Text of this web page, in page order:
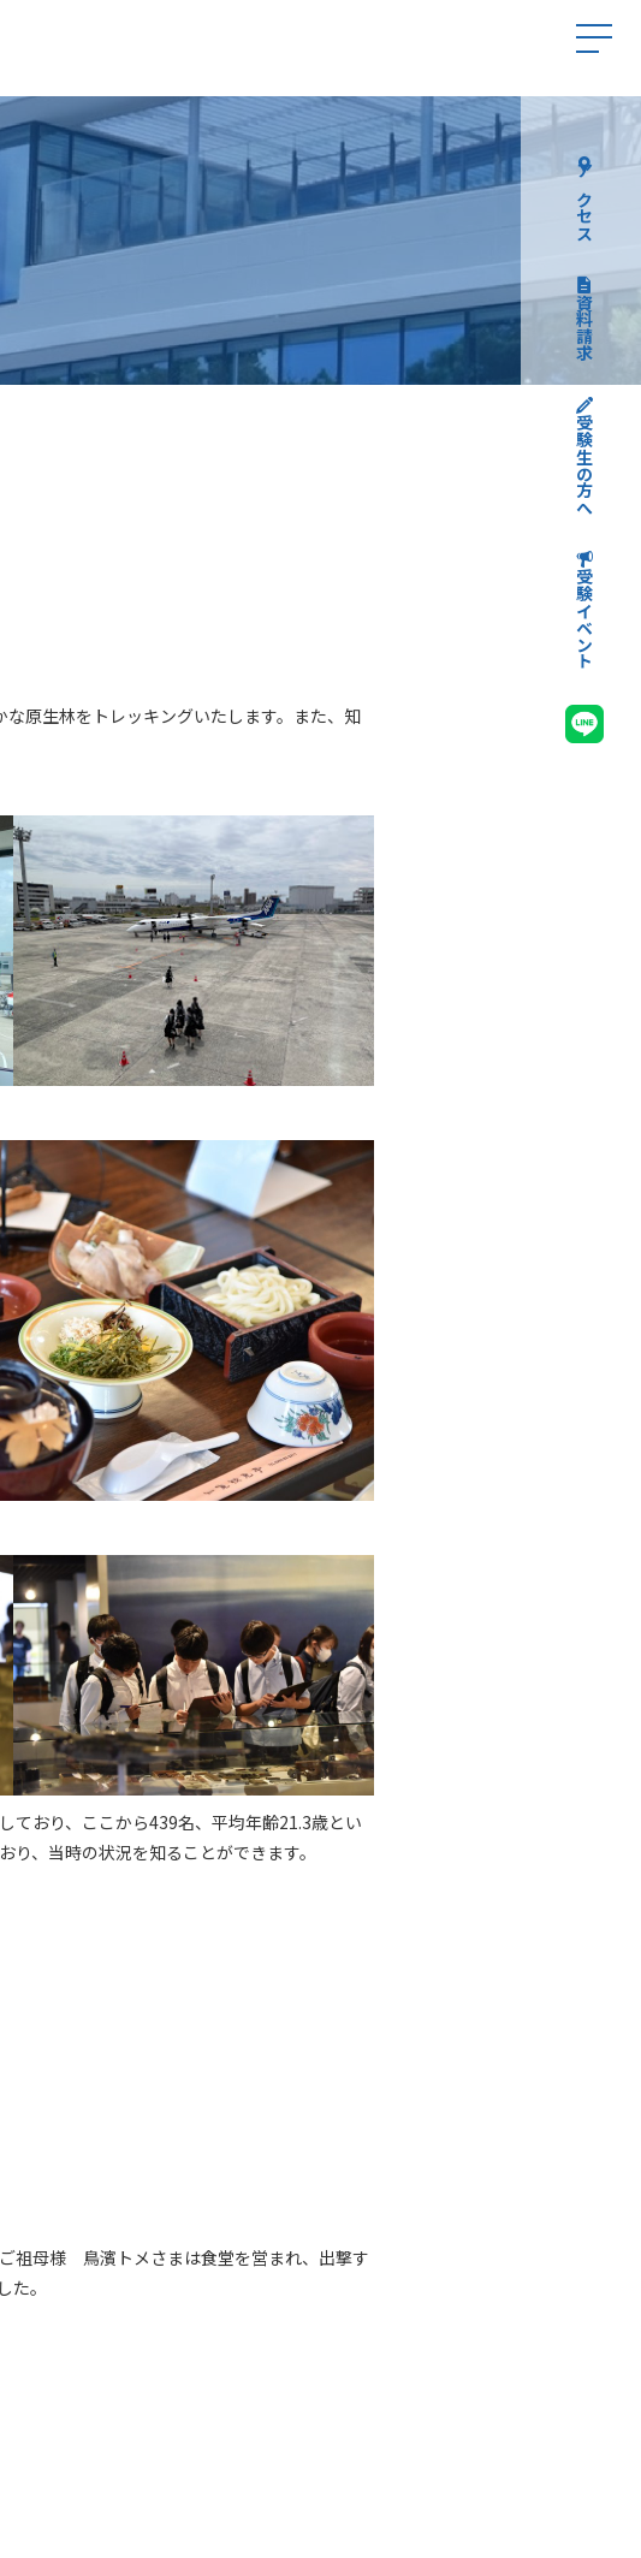
アクセス
資料請求
受験生の方へ
受験イベント
原生林をトレッキングいたします。また、知
ており、ここから439名、平均年齢21.3歳とい
、当時の状況を知ることができます。
祖母様 鳥濱トメさまは食堂を営まれ、出撃す
。